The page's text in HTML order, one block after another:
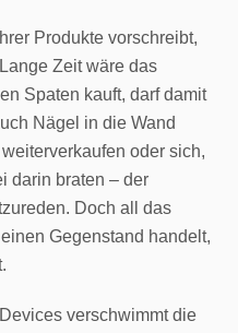
Produkte vorschreibt,
Zeit wäre das
Spaten kauft, darf damit
Nägel in die Wand
oder sich,
darin braten – der
Doch all das
Gegenstand handelt,
verschwimmt die